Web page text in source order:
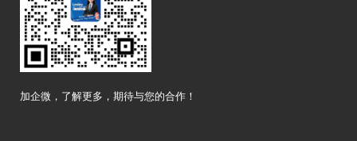
加企微，了解更多，期待与您的合作！